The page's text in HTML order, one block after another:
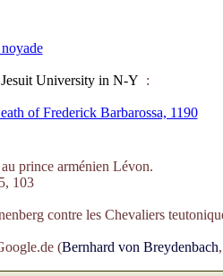
University in N-Y :
of Frederick Barbarossa, 1190
prince arménien Lévon.
103
contre les Chevaliers
(Bernhard von Breydenbach